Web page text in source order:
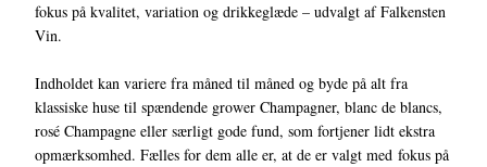
fokus på kvalitet, variation og drikkeglæde – udvalgt af Falkensten
Vin.
Indholdet kan variere fra måned til måned og byde på alt fra
klassiske huse til spændende grower Champagner, blanc de blancs,
rosé Champagne eller særligt gode fund, som fortjener lidt ekstra
opmærksomhed. Fælles for dem alle er, at de er valgt med fokus på